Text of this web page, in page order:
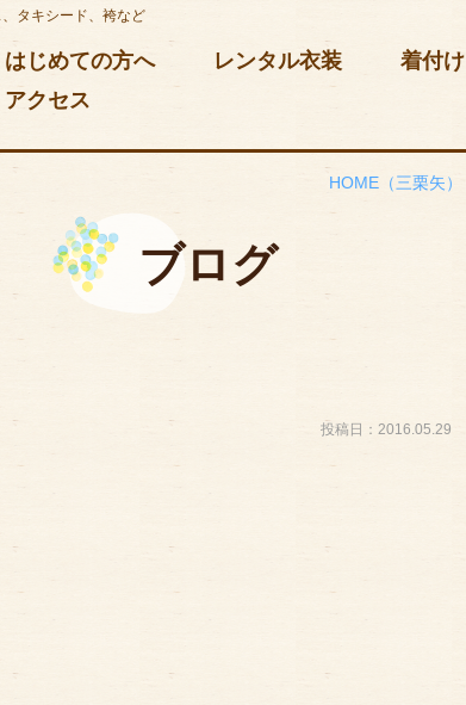
タキシード、袴など
はじめての方へ レンタル衣装
着付け
アクセス
HOME （三栗矢）
ブログ
投稿日：2016.05.29